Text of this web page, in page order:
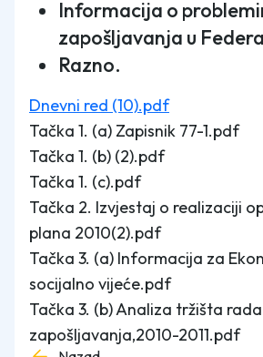
Informacija o
zapošljavanja u
Razno.
Dnevni red (10).pdf
Tačka 1. (a) Zapisnik 77-1.pdf
Tačka 1. (b) (2).pdf
Tačka 1. (c).pdf
Tačka 2. Izvjestaj o realizaciji
plana 2010(2).pdf
Tačka 3. (a) Informacija za
socijalno vijeće.pdf
Tačka 3. (b) Analiza tržišta
zapošljavanja,2010-2011.pdf